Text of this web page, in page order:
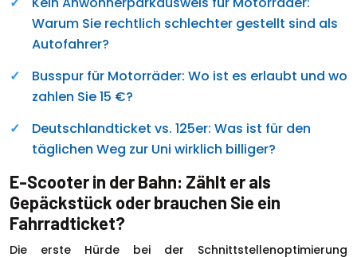
Warum Sie rechtlich schlechter gestellt sind als
Autofahrer?
Busspur für Motorräder: Wo ist es erlaubt und wo
zahlen Sie 15 €?
Deutschlandticket vs. 125er: Was ist für den
täglichen Weg zur Uni wirklich billiger?
E-Scooter in der Bahn: Zählt er als
Gepäckstück oder brauchen Sie ein
Fahrradticket?
Die erste Hürde bei der Schnittstellenoptimierung